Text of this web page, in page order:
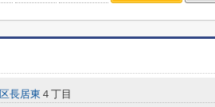
長居東 ４丁目